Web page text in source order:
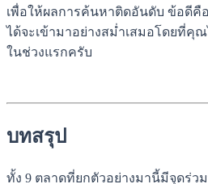
เพื่อให้ผลการค้นหาติดอันดับ ข้อดีคื
ได้จะเข้ามาอย่างสม่ำเสมอโดยที่คุ
ในช่วงแรกครับ
บทสรุป
ทั้ง 9 ตลาดที่ยกตัวอย่างมานี้มีจุดร่